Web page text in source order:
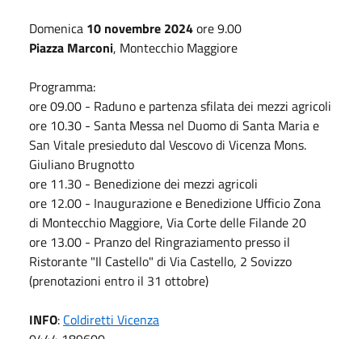
Domenica 10 novembre 2024ore 9.00
Piazza Marconi, Montecchio Maggiore
Programma:
ore 09.00 - Raduno e partenza sfilata dei mezzi agricoli
ore 10.30 - Santa Messa nel Duomo di Santa Maria e
San Vitale presieduto dal Vescovo di Vicenza Mons.
Giuliano Brugnotto
ore 11.30 - Benedizione dei mezzi agricoli
ore 12.00 - Inaugurazione e Benedizione Ufficio Zona
di Montecchio Maggiore, Via Corte delle Filande 20
ore 13.00 - Pranzo del Ringraziamento presso il
Ristorante "Il Castello" di Via Castello, 2 Sovizzo
(prenotazioni entro il 31 ottobre)
INFO: Coldiretti Vicenza